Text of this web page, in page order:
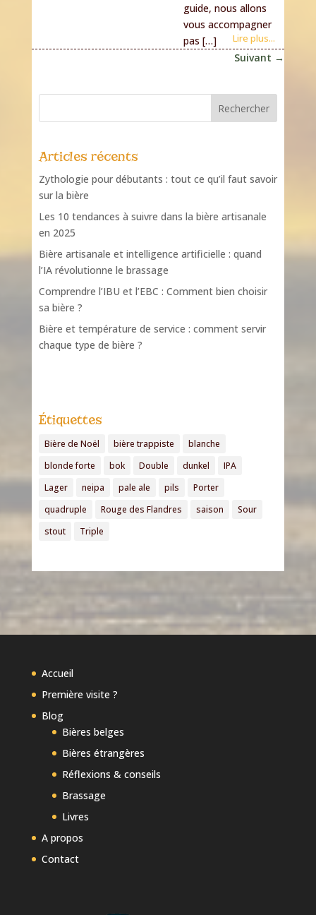
guide, nous allons
vous accompagner
pas […]
Lire plus...
Suivant →
Articles récents
Zythologie pour débutants : tout ce qu’il faut savoir
sur la bière
Les 10 tendances à suivre dans la bière artisanale
en 2025
Bière artisanale et intelligence artificielle : quand
l’IA révolutionne le brassage
Comprendre l’IBU et l’EBC : Comment bien choisir
sa bière ?
Bière et température de service : comment servir
chaque type de bière ?
Étiquettes
Bière de Noël bière trappiste
blanche
blonde forte
bok Double dunkel
IPA
Lager
neipa pale ale pils
Porter
quadruple
Rouge des Flandres saison
Sour
stout
Triple
Accueil
Première visite ?
Blog
Bières belges
Bières étrangères
Réflexions & conseils
Brassage
Livres
A propos
Contact